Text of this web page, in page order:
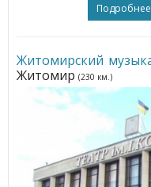
Подробнее
Житомир (230 км.)